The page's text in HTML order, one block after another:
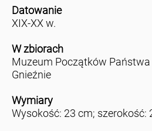
Datowanie
XIX-XX w.
W zbiorach
Muzeum Początków Państwa
Gnieźnie
Wymiary
Wysokość: 23 cm; szerokość: